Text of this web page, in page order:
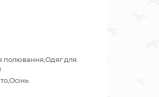
полювання,Одяг для